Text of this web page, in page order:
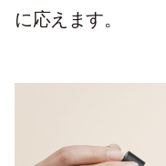
に応えます。